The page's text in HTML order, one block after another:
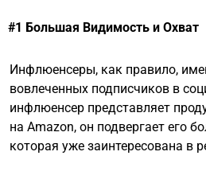
#1 Большая Видимость и Охват
Инфлюенсеры, как правило,
вовлеченных подписчиков в
инфлюенсер представляет
на Amazon, он подвергает его
которая уже заинтересована в